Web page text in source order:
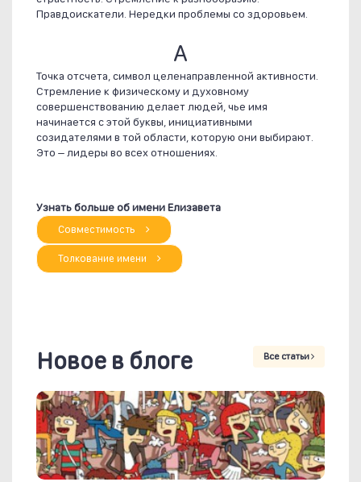
Правдоискатели. Нередки проблемы со здоровьем.
А
Точка отсчета, символ целенаправленной активности.
Стремление к физическому и духовному
совершенствованию делает людей, чье имя
начинается с этой буквы, инициативными
созидателями в той области, которую они выбирают.
Это – лидеры во всех отношениях.
Узнать больше об имени Елизавета
Совместимость
Толкование имени
Новое в блоге Все статьи